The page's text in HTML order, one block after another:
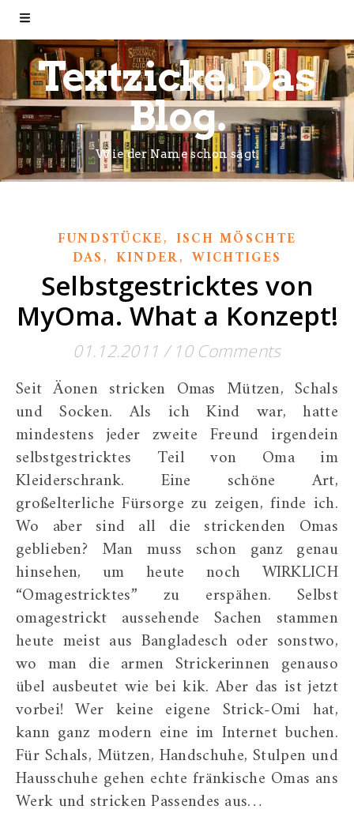
Textzicke. Das
Blog.
Wie der Name schon sagt.
FUNDSTÜCKE, ISCH MÖSCHTE
DAS, KINDER, WICHTIGES
Selbstgestricktes von
MyOma. What a Konzept!
01.12.2011 / 10 Comments
Seit Äonen stricken Omas Mützen, Schals
und Socken. Als ich Kind war, hatte
mindestens jeder zweite Freund irgendein
selbstgestricktes Teil von Oma im
Kleiderschrank. Eine schöne Art,
großelterliche Fürsorge zu zeigen, finde ich.
Wo aber sind all die strickenden Omas
geblieben? Man muss schon ganz genau
hinsehen, um heute noch WIRKLICH
“Omagestricktes” zu erspähen. Selbst
omagestrickt aussehende Sachen stammen
heute meist aus Bangladesch oder sonstwo,
wo man die armen Strickerinnen genauso
übel ausbeutet wie bei kik. Aber das ist jetzt
vorbei! Wer keine eigene Strick-Omi hat,
kann ganz modern eine im Internet buchen.
Für Schals, Mützen, Handschuhe, Stulpen und
Hausschuhe gehen echte fränkische Omas ans
Werk und stricken Passendes aus…